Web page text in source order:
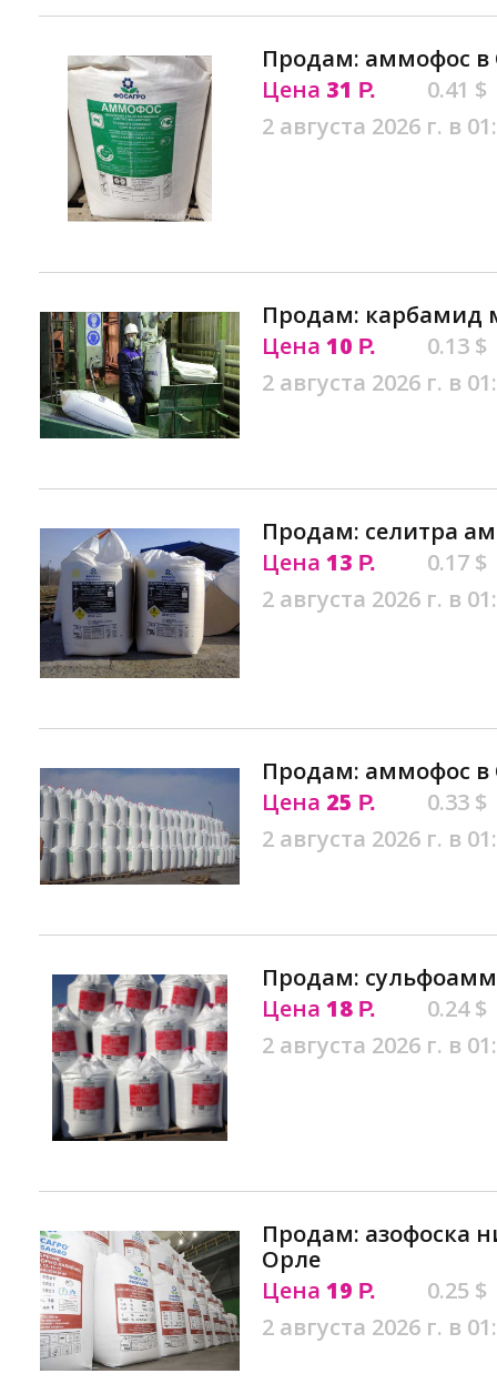
Продам: аммофос в
Цена 31 Р.
0.41 $
2 августа 2026 г. в
Продам: карбамид
Цена 10 Р.
0.13 $
2 августа 2026 г. в
Продам: селитра
Цена 13 Р.
0.17 $
2 августа 2026 г. в
Продам: аммофос в
Цена 25 Р.
0.33 $
2 августа 2026 г. в
Продам:
Цена 18 Р.
0.24 $
2 августа 2026 г. в
Продам: азофоска
Орле
Цена 19 Р.
0.25 $
2 августа 2026 г. в